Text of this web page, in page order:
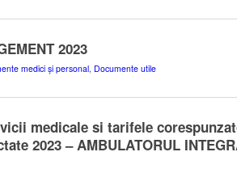
2023
medici și personal, Documente utile
medicale si tarifele
2023 – AMBULATORUL